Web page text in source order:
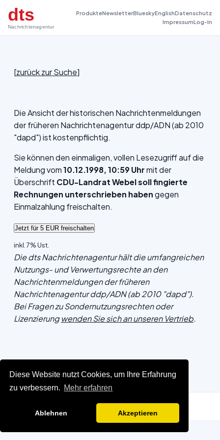
Diese Website nutzt Cookies, um Ihre Erfahrung
zu verbessern. Mehr erfahren
Ablehnen Akzeptieren
dts
Nachrichtenagentur
ProdukteNewsletterBlueskyEnglishDatenschutz
ImpressumLog-In
[zurück zur Suche]
Die Ansicht der historischen Nachrichtenmeldungen
der früheren Nachrichtenagentur ddp/ADN (ab 2010
"dapd") ist kostenpflichtig.
Sie können den einmaligen, vollen Lesezugriff auf die
Meldung vom10.12.1998, 10:59 Uhrmit der
Überschrift CDU-Landrat Webel soll fingierte
Rechnungen unterschrieben habengegen
Einmalzahlung freischalten.
inkl. 7% Ust.
Die dts Nachrichtenagentur hält die umfangreichen
Nutzungs- und Verwertungsrechte an den
Nachrichtenmeldungen der früheren
Nachrichtenagentur ddp/ADN (ab 2010 "dapd").
Bei Fragen zu Sondernutzungsrechten oder
Lizenzierungwenden Sie sich an unseren Vertrieb.